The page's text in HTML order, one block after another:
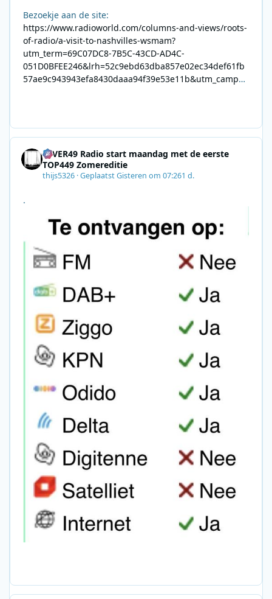
Bezoekje aan de site:
https://www.radioworld.com/columns-and-views/roots-
of-radio/a-visit-to-nashvilles-wsmam?
utm_term=69C07DC8-7B5C-43CD-AD4C-
051D0BFEE246&lrh=52c9ebd63dba857e02ec34def61fb
57ae9c943943efa8430daaa94f39e53e11b&utm_campai
8F09201A140D&utm_source=SmartBrief
4EVER49 Radio start maandag met de eerste
TOP449 Zomereditie
thijs5326 ·GeplaatstGisteren om 07:261 d.
.